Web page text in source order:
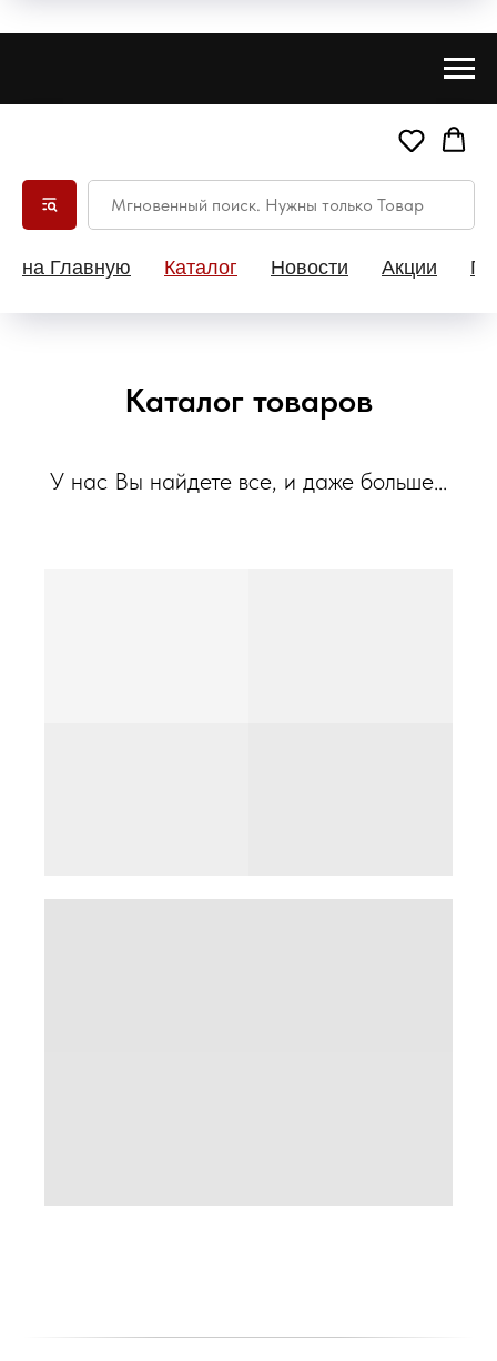
на Главную Каталог Новости Акции
Каталог товаров
У нас Вы найдете все, и даже больше...